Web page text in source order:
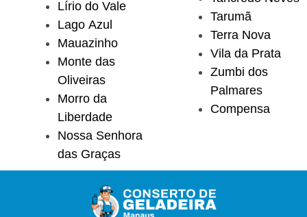
Lírio do Vale
Lago Azul
Mauazinho
Monte das
Oliveiras
Morro da
Liberdade
Nossa Senhora
das Graças
Tarumã
Terra Nova
Vila da Prata
Zumbi dos
Palmares
Compensa